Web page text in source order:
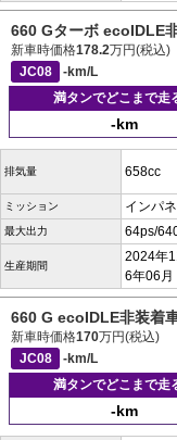
660 Gターボ ecoIDLE
新車時価格178.2万円(税込)
JC08
-km/L
満タンでどこまで走
-km
排気量 658cc
ミッション インパ
最大出力 64ps/
生産期間
2024年
6年06月
660 G ecoIDLE非装着
新車時価格170万円(税込)
JC08
-km/L
満タンでどこまで走
-km